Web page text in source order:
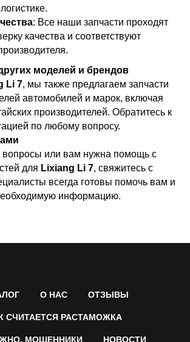
: Все наши запчасти проходят
качества и соответствуют
моделей и брендов
Li 7, мы также предлагаем запчасти
автомобилей и марок, включая
производителей. Обратитесь к
по любому вопросу.
вопросы или вам нужна помощь с
для Lixiang Li 7, свяжитесь с
всегда готовы помочь вам и
информацию.
О НАС ОТЗЫВЫ
СЧИТАЕТСЯ РАСТАМОЖКА
МОШЕННИКИ НОВОСТИ